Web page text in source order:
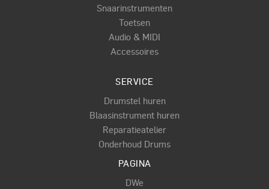
Snaarinstrumenten
Toetsen
Audio & MIDI
Accessoires
SERVICE
Drumstel huren
Blaasinstrument huren
Reparatieatelier
Onderhoud Drums
PAGINA
DWe